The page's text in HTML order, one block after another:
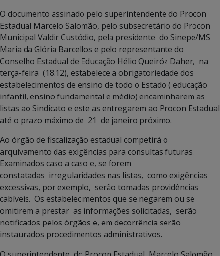
O documento assinado pelo superintendente do Procon
Estadual Marcelo Salomão, pelo subsecretário do Procon
Municipal Valdir Custódio, pela presidente do Sinepe/MS
Maria da Glória Barcellos e pelo representante do
Conselho Estadual de Educação Hélio Queiróz Daher, na
terça-feira (18.12), estabelece a obrigatoriedade dos
estabelecimentos de ensino de todo o Estado ( educação
infantil, ensino fundamental e médio) encaminharem as
listas ao Sindicato e este as entregarem ao Procon Estadual
até o prazo máximo de 21 de janeiro próximo.
Ao órgão de fiscalização estadual competirá o
arquivamento das exigências para consultas futuras.
Examinados caso a caso e, se forem
constatadas irregularidades nas listas, como exigências
excessivas, por exemplo, serão tomadas providências
cabíveis. Os estabelecimentos que se negarem ou se
omitirem a prestar as informações solicitadas, serão
notificados pelos órgãos e, em decorrência serão
instaurados procedimentos administrativos.